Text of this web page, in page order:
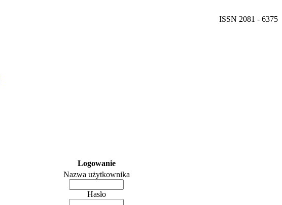
ISSN 2081 - 6375
Logowanie
Nazwa użytkownika
Hasło